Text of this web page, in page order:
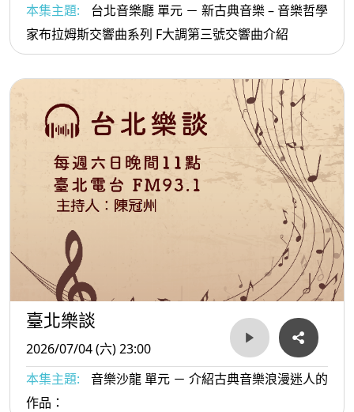
本集主題:
台北音樂廳 單元 － 新古典音樂 – 音樂哲學
家布拉姆斯交響曲系列 F大調第三號交響曲介紹
臺北樂談
2026/07/04 (六) 23:00
本集主題:
音樂沙龍 單元 － 介紹古典音樂浪漫迷人的
作品：